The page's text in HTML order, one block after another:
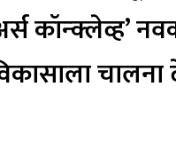
कॉन्क्लेव्ह’
चालना